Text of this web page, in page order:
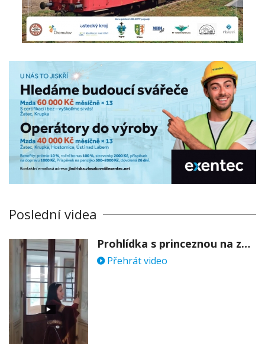
Poslední videa
Prohlídka s princeznou na zámku Stekník
Přehrát video